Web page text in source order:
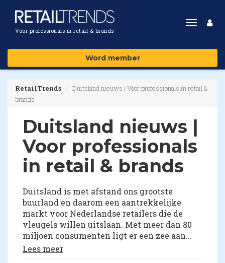
Voor professionals in retail & brands
Toggle
Word member
RetailTrends
Duitsland nieuws | Voor professionals in retail &
brands
Duitsland nieuws |
Voor professionals
in retail & brands
Duitsland is met afstand ons grootste
buurland en daarom een aantrekkelijke
markt voor Nederlandse retailers die de
vleugels willen uitslaan. Met meer dan 80
miljoen consumenten ligt er een zee aan
omzetpotentieel. Verschillende fysieke en
Lees meer